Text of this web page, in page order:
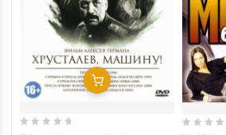
In Den Warenkorb